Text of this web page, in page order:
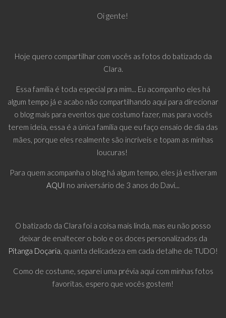
Oi gente!
Hoje quero compartilhar com vocês as fotos do batizado da
Clara.
Essa família é toda especial pra mim... Eu acompanho eles há
algum tempo já e acabo não compartilhando aqui para direcionar
o blog mais para eventos que costumo fazer, mas para vocês
terem ideia, essa é a única família que eu faço ensaio de dia das
mães, porque eles realmente são incríveis e topam as minhas
loucuras!
Para quem acompanha o blog há algum tempo, eles já estiveram
AQUI no aniversário de 3 anos do Davi...
O batizado da Clara foi a coisa mais linda, mas eu não posso
deixar de enaltecer o bolo e os doces personalizados da
Pitanga Doçaria, quanta delicadeza em cada detalhe de TUDO!
Como de costume, separei uma prévia aqui com minhas fotos
favoritas, espero que vocês gostem!